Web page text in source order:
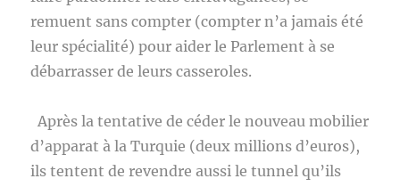
remuent sans compter (compter n’a jamais été
leur spécialité) pour aider le Parlement à se
débarrasser de leurs casseroles.
Après la tentative de céder le nouveau mobilier
d’apparat à la Turquie (deux millions d’euros),
ils tentent de revendre aussi le tunnel qu’ils